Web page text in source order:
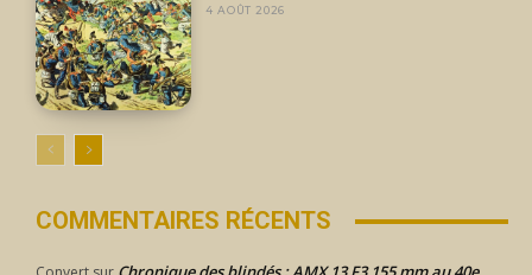
4 AOÛT 2026
COMMENTAIRES RÉCENTS